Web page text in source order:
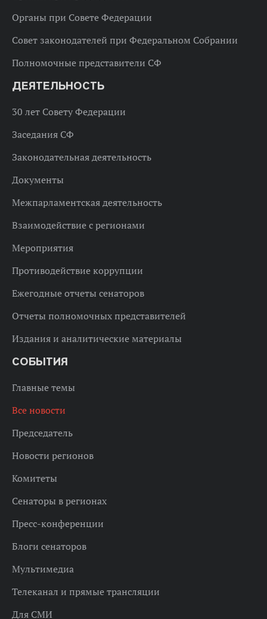
Органы при Совете Федерации
Совет законодателей при Федеральном Собрании
Полномочные представители СФ
ДЕЯТЕЛЬНОСТЬ
30 лет Совету Федерации
Заседания СФ
Законодательная деятельность
Документы
Межпарламентская деятельность
Взаимодействие с регионами
Мероприятия
Противодействие коррупции
Ежегодные отчеты сенаторов
Отчеты полномочных представителей
Издания и аналитические материалы
СОБЫТИЯ
Главные темы
Все новости
Председатель
Новости регионов
Комитеты
Сенаторы в регионах
Пресс-конференции
Блоги сенаторов
Мультимедиа
Телеканал и прямые трансляции
Для СМИ